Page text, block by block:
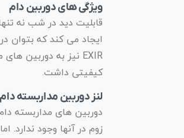
ویژگی های دوربین دام
قابلیت دید در شب نه
ایجاد می کند که بتوان
کیفیتی داشت.
لنز دوربین مداربسته دام
دوربین های مداربسته
زوم در آنها وجود ندارد.